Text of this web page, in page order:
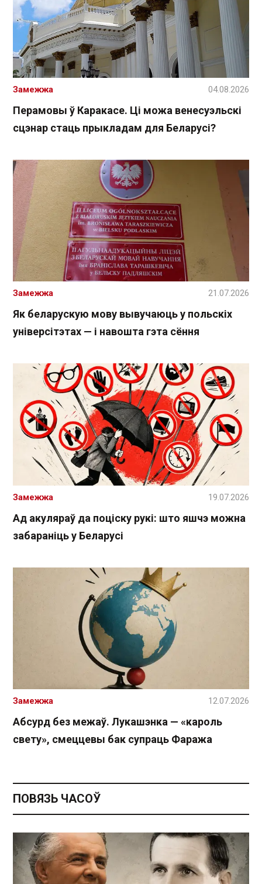
Перамовы ў Каракасе. Ці можа венесуэльскі
сцэнар стаць прыкладам для Беларусі?
Замежжа 04.08.2026
Як беларускую мову вывучаюць у польскіх
універсітэтах — і навошта гэта сёння
Замежжа 21.07.2026
Ад акуляраў да поціску рукі: што яшчэ можна
забараніць у Беларусі
Замежжа 19.07.2026
Абсурд без межаў. Лукашэнка — «кароль
свету», смеццевы бак супраць Фаража
Замежжа 12.07.2026
ПОВЯЗЬ ЧАСОЎ